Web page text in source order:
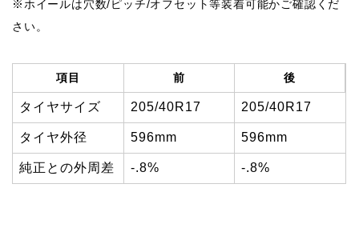
※ホイールは穴数/ピッチ/オフセット等装着可能かご確認くだ
さい。
項目 前 後
タイヤサイズ 205/40R17 205/40R17
タイヤ外径 596mm 596mm
純正との外周差 -.8% -.8%